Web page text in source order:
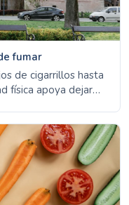
fumar
de cigarrillos hasta
física apoya dejar